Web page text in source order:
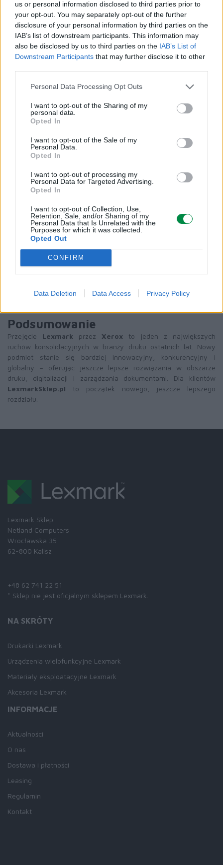
us or personal information disclosed to third parties prior to
your opt-out. You may separately opt-out of the further
disclosure of your personal information by third parties on the
IAB’s list of downstream participants. This information may
also be disclosed by us to third parties on the IAB’s List of
Downstream Participants that may further disclose it to other
Personal Data Processing Opt Outs
I want to opt-out of the Sharing of my
personal data.
Opted In
I want to opt-out of the Sale of my
Personal Data.
Opted In
I want to opt-out of processing my
Personal Data for Targeted Advertising.
Opted In
I want to opt-out of Collection, Use,
Retention, Sale, and/or Sharing of my
Personal Data that Is Unrelated with the
Purposes for which it was collected.
Opted Out
CONFIRM
Data Deletion Data Access Privacy Policy
- większe możliwości rozwoju w segmencie rozwiązań dla
biur, instytucji edukacyjnych i służby zdrowia.
Dzięki uproszczeniu struktury i synergii kosztowej (szacowanej
na 240 mln USD), transakcja przyczyni się do wzrostu zysków
Co to oznacza dla klientów
Dla użytkowników i partnerówLexmarkto świetna wiadomość –
w najbliższych miesiącach można spodziewać się:
- szerszego asortymentu produktów w atrakcyjniejszych
cenach,
- usprawnień w obsłudze posprzedażowej i gwarancyjnej,
Lexmark,
- zwiększonej dostępności urządzeń i materiałów
eksploatacyjnych.
To strategiczne połączenie przyniesie długofalowe korzyści
wszystkim klientom – od użytkowników domowych, przez firmy,
Podsumowanie
Przejęcie Lexmark przez Xerox to jeden z największych
ruchów konsolidacyjnych w branży druku ostatnich lat. Nowy
podmiot stanie się bardziej innowacyjny, konkurencyjny i
globalny – oferując jeszcze lepsze rozwiązania w obszarze
druku, digitalizacji i zarządzania dokumentami. Dla klientów
LexmarkSklep.pl to początek nowego, jeszcze lepszego
rozdziału.
Lexmark Sklep
Netland Computers
Wrocławska 35
62-800 Kalisz
+48 62 741 22 51
* Sklep nie jest oficjalnym sklepem Lexmark.
NA SKRÓTY
Drukarki Lexmark
Urządzenia wielofunkcyjne Lexmark
Materiały eksploatacyjne Lexmark
Akcesoria Lexmark
INFORMACJE
Aktualności
O nas
Dostawa i płatności
Leasing
Regulamin
Kontakt